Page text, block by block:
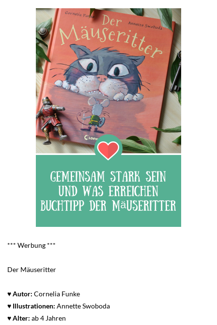
*** Werbung ***
Der Mäuseritter
♥Autor: Cornelia Funke
♥ Illustrationen: Annette Swoboda
♥Alter: ab 4 Jahren